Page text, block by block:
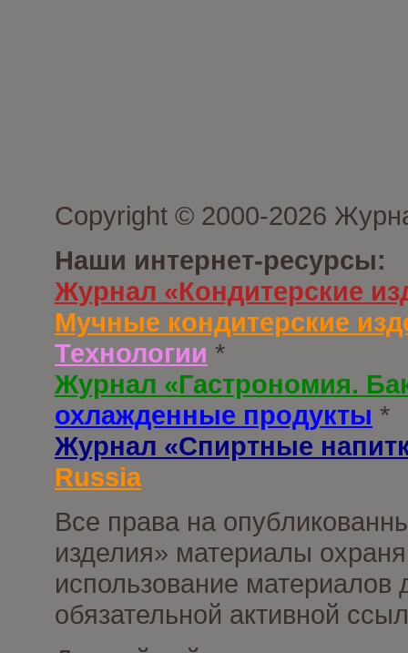
Copyright © 2000-2026
Наши интернет-ресурсы:
Журнал «Кондитерские
Мучные кондитерские
Технологии *
Журнал «Гастрономия.
охлажденные продукты *
Журнал «Спиртные
Russia
Все права на
изделия» материалы
использование материалов
обязательной активной